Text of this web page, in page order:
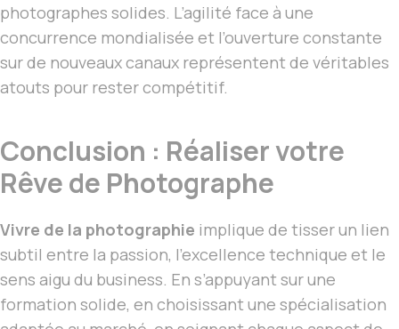
photographes solides. L’agilité face à une
concurrence mondialisée et l’ouverture constante
sur de nouveaux canaux représentent de véritables
atouts pour rester compétitif.
Conclusion : Réaliser votre
Rêve de Photographe
Vivre de la photographie implique de tisser un lien
subtil entre la passion, l’excellence technique et le
sens aigu du business. En s’appuyant sur une
formation solide, en choisissant une spécialisation